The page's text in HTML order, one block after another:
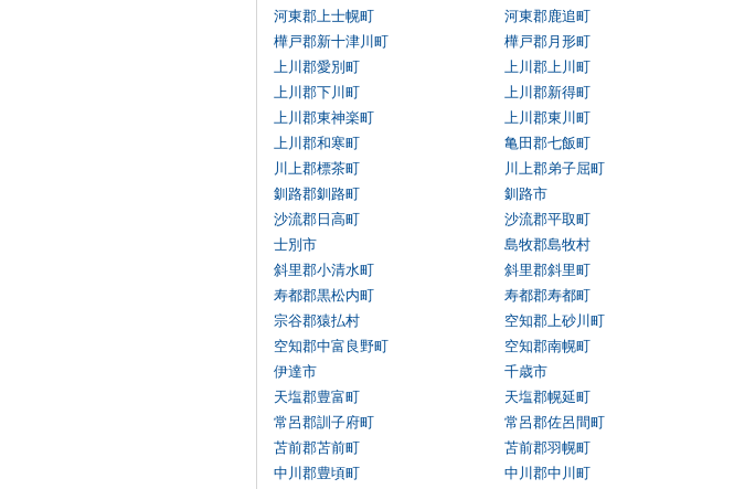
河東郡上士幌町
河東郡鹿追町
樺戸郡新十津川町
樺戸郡月形町
上川郡愛別町
上川郡上川町
上川郡下川町
上川郡新得町
上川郡東神楽町
上川郡東川町
上川郡和寒町
亀田郡七飯町
川上郡標茶町
川上郡弟子屈町
釧路郡釧路町
釧路市
沙流郡日高町
沙流郡平取町
士別市
島牧郡島牧村
斜里郡小清水町
斜里郡斜里町
寿都郡黒松内町
寿都郡寿都町
宗谷郡猿払村
空知郡上砂川町
空知郡中富良野町
空知郡南幌町
伊達市
千歳市
天塩郡豊富町
天塩郡幌延町
常呂郡訓子府町
常呂郡佐呂間町
苫前郡苫前町
苫前郡羽幌町
中川郡豊頃町
中川郡中川町